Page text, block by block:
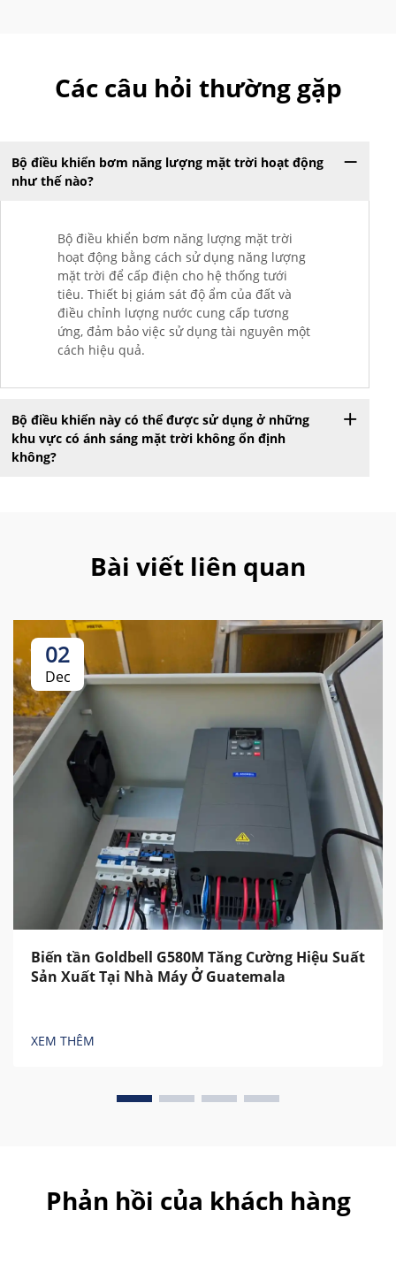
Các câu hỏi thường gặp
Bộ điều khiển bơm năng lượng mặt trời hoạt động
như thế nào?
Bộ điều khiển bơm năng lượng mặt trời
hoạt động bằng cách sử dụng năng lượng
mặt trời để cấp điện cho hệ thống tưới
tiêu. Thiết bị giám sát độ ẩm của đất và
điều chỉnh lượng nước cung cấp tương
ứng, đảm bảo việc sử dụng tài nguyên một
cách hiệu quả.
Bộ điều khiển này có thể được sử dụng ở những
khu vực có ánh sáng mặt trời không ổn định
không?
Bài viết liên quan
02
Dec
Biến tần Goldbell G580M Tăng Cường Hiệu Suất
Sản Xuất Tại Nhà Máy Ở Guatemala
XEM THÊM
Phản hồi của khách hàng